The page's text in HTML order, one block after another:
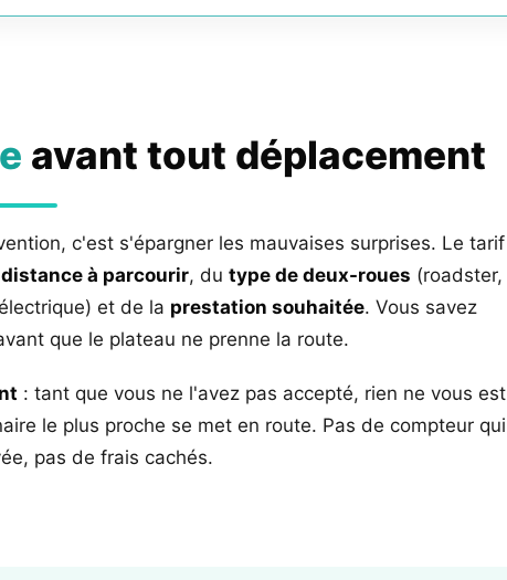
avant tout déplacement
c'est s'épargner les mauvaises surprises. Le tarif
distance à parcourir, du type de deux-roues (roadster,
et de la prestation souhaitée. Vous savez
que le plateau ne prenne la route.
: tant que vous ne l'avez pas accepté, rien ne vous est
le plus proche se met en route. Pas de compteur qui
pas de frais cachés.